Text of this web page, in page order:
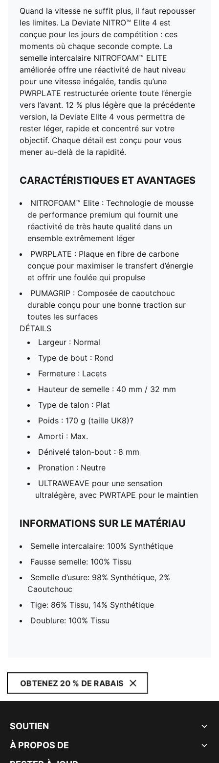
Quand la vitesse ne suffit plus, il faut repousser
les limites. La Deviate NITRO™ Elite 4 est
conçue pour les jours de compétition : ces
moments où chaque seconde compte. La
semelle intercalaire NITROFOAM™ ELITE
améliorée offre une réactivité de haut niveau
pour une vitesse inégalée, tandis qu’une
PWRPLATE restructurée oriente toute l’énergie
vers l’avant. 12 % plus légère que la précédente
version, la Deviate Elite 4 vous permettra de
rester léger, rapide et concentré sur votre
objectif. Chaque détail est conçu pour vous
mener au-delà de la rapidité.
CARACTÉRISTIQUES ET AVANTAGES
NITROFOAM™ Elite : Technologie de mousse
de performance premium qui fournit une
réactivité de très haute qualité dans un
ensemble extrêmement léger
PWRPLATE : Plaque en fibre de carbone
conçue pour maximiser le transfert d’énergie
et offrir une foulée qui propulse
PUMAGRIP : Composée de caoutchouc
durable conçu pour une bonne traction sur
toutes les surfaces
DÉTAILS
Largeur : Normal
Type de bout : Rond
Fermeture : Lacets
Hauteur de semelle : 40 mm / 32 mm
Type de talon : Plat
Poids : 170 g (taille UK8)?
Amorti : Max.
Dénivelé talon-bout : 8 mm
Pronation : Neutre
ULTRAWEAVE pour une sensation
ultralégère, avec PWRTAPE pour le maintien
INFORMATIONS SUR LE MATÉRIAU
Semelle intercalaire: 100% Synthétique
Fausse semelle: 100% Tissu
Semelle d’usure: 98% Synthétique, 2%
Caoutchouc
Tige: 86% Tissu, 14% Synthétique
Doublure: 100% Tissu
OBTENEZ 20 % DE RABAIS
SOUTIEN
À PROPOS DE